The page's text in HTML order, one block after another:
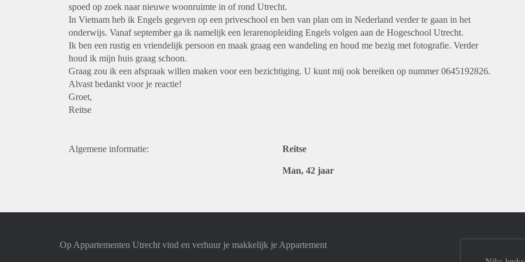
spoed op zoek naar nieuwe woonruimte in of rond Utrecht.
In Vietnam heb ik Engels gegeven op een priveschool en ben van plan om in Nederland verder te gaan in het
onderwijs. Vanaf september ga ik namelijk een lerarenopleiding Engels volgen aan de Hogeschool Utrecht.
Ik ben een rustig en vriendelijk persoon en maak graag een wandeling en houd me bezig met fotografie. Verder
houd ik mijn huis graag schoon.
Graag zou ik een afspraak willen maken voor een bezichtiging. U kunt mij ook bereiken op nummer 0645192826.
Alvast bedankt voor je reactie!
Groet,
Reitse
Algemene informatie: Reitse
Man, 42 jaar
Op Appartementen Utrecht vind en verhuur je makkelijk je Appartement